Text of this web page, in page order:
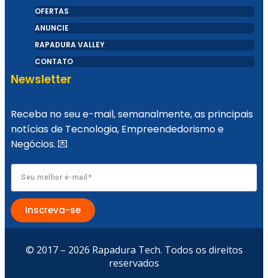
OFERTAS
ANUNCIE
RAPADURA VALLEY
CONTATO
Newsletter
Receba no seu e-mail, semanalmente, as principais
notícias de Tecnologia, Empreendedorismo e
Negócios. 💌
Inscreva-se
© 2017 – 2026 Rapadura Tech. Todos os direitos
reservados